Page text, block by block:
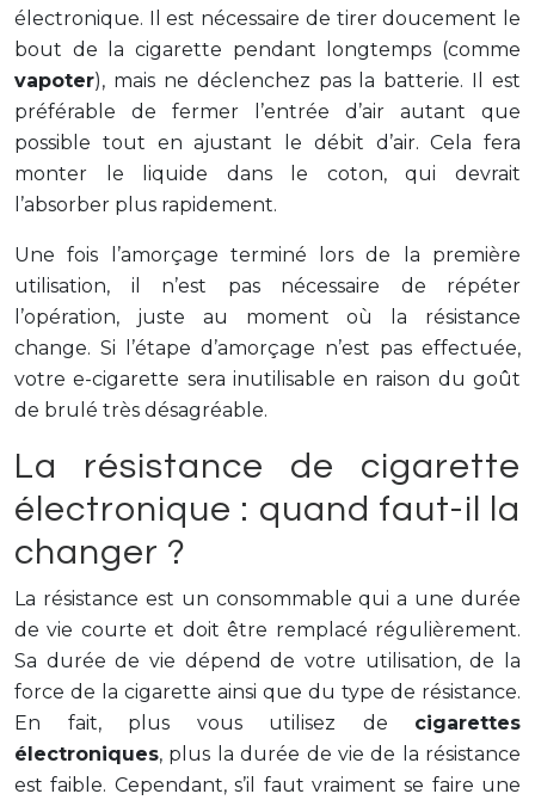
électronique. Il est nécessaire de tirer doucement le
bout de la cigarette pendant longtemps (comme
vapoter), mais ne déclenchez pas la batterie. Il est
préférable de fermer l’entrée d’air autant que
possible tout en ajustant le débit d’air. Cela fera
monter le liquide dans le coton, qui devrait
l’absorber plus rapidement.
Une fois l’amorçage terminé lors de la première
utilisation, il n’est pas nécessaire de répéter
l’opération, juste au moment où la résistance
change. Si l’étape d’amorçage n’est pas effectuée,
votre e-cigarette sera inutilisable en raison du goût
de brulé très désagréable.
La résistance de cigarette
électronique : quand faut-il la
changer ?
La résistance est un consommable qui a une durée
de vie courte et doit être remplacé régulièrement.
Sa durée de vie dépend de votre utilisation, de la
force de la cigarette ainsi que du type de résistance.
En fait, plus vous utilisez de cigarettes
électroniques, plus la durée de vie de la résistance
est faible. Cependant, s’il faut vraiment se faire une